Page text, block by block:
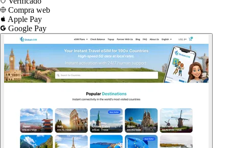
Compra web
Apple Pay
Google Pay